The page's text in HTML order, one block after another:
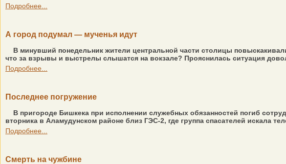
Подробнее...
А город подумал — мученья идут
В минувший понедельник жители центральной части столицы
что за взрывы и выстрелы слышатся на вокзале? Прояснилась ситуация
Подробнее...
Последнее погружение
В пригороде Бишкека при исполнении служебных обязанностей погиб
вторника в Аламудунском районе близ ГЭС-2, где группа спасателей искала
Подробнее...
Смерть на чужбине